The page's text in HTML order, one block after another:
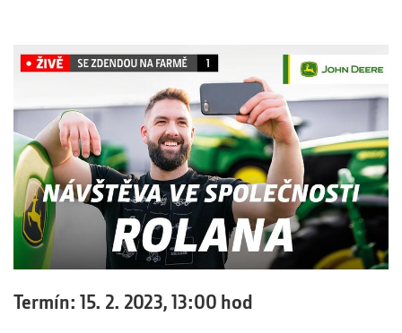
Termín: 15. 2. 2023, 13:00 hod